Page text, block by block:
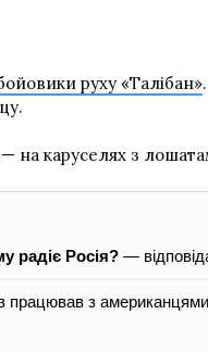
руху «Талібан»
на каруселях з
радіє Росія? —
з